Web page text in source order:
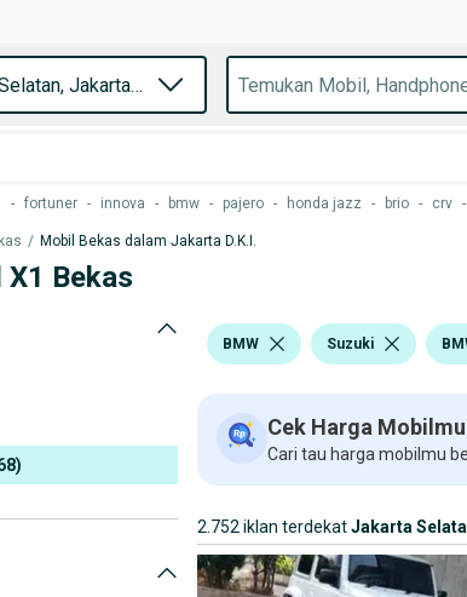
- fortuner - innova - bmw - pajero - honda jazz - brio - crv -
/ Mobil Bekas dalam Jakarta D.K.I.
Bekas
BMW Suzuki
Cek Harga Mobilmu
Cari tau harga mobilmu
2.752 iklan terdekatJakarta